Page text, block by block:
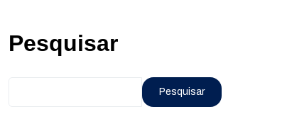
Pesquisar
Pesquisar